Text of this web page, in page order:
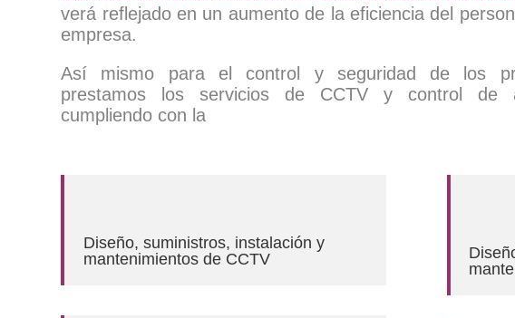
verá reflejado en un aumento de la eficiencia del
empresa.
Así mismo para el control y seguridad de los
prestamos los servicios de CCTV y control de
cumpliendo con la
Diseño, suministros, instalación y
mantenimientos de CCTV